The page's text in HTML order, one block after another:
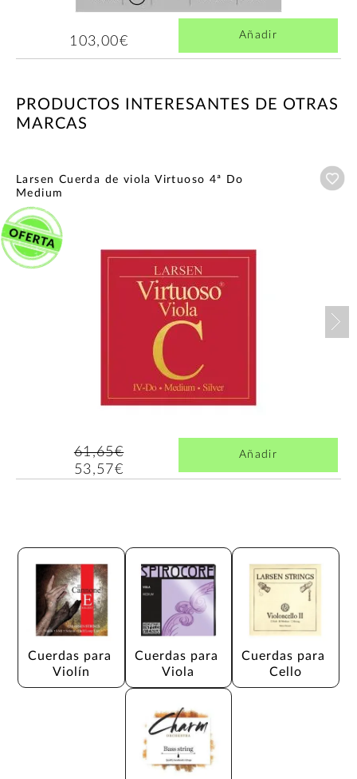
103,00€ Añadir
PRODUCTOS INTERESANTES DE OTRAS
MARCAS
Larsen Cuerda de viola Virtuoso 4ª Do
Medium
61,65€
53,57€
Añadir
Cuerdas para
Violín
Cuerdas para
Viola
Cuerdas para
Cello